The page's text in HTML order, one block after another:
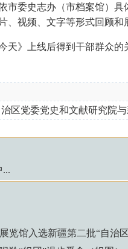
委史志办（市档案馆）具
、视频、文字等形式回顾和
》上线后得到干部群众的
区党委党史和文献研究院
...
览馆入选新疆第二批“自治